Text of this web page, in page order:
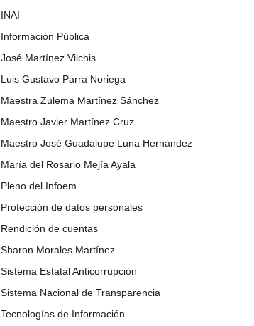
INAI
Información Pública
José Martínez Vilchis
Luis Gustavo Parra Noriega
Maestra Zulema Martínez Sánchez
Maestro Javier Martínez Cruz
Maestro José Guadalupe Luna Hernández
María del Rosario Mejía Ayala
Pleno del Infoem
Protección de datos personales
Rendición de cuentas
Sharon Morales Martínez
Sistema Estatal Anticorrupción
Sistema Nacional de Transparencia
Tecnologías de Información